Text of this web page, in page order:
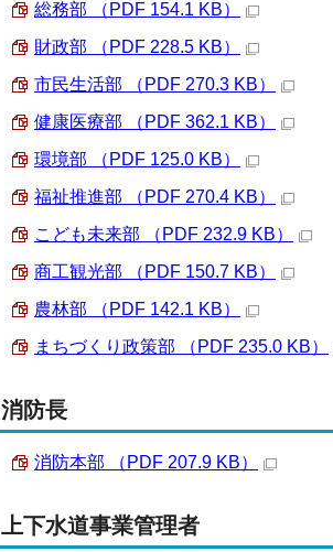
総務部 （PDF 154.1 KB）
財政部 （PDF 228.5 KB）
市民生活部 （PDF 270.3 KB）
健康医療部 （PDF 362.1 KB）
環境部 （PDF 125.0 KB）
福祉推進部 （PDF 270.4 KB）
こども未来部 （PDF 232.9 KB）
商工観光部 （PDF 150.7 KB）
農林部 （PDF 142.1 KB）
まちづくり政策部 （PDF 235.0 KB）
消防長
消防本部 （PDF 207.9 KB）
上下水道事業管理者